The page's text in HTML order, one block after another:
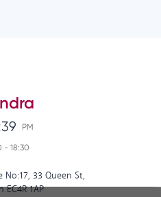
PM
- 18:30
33 Queen St,
1AP